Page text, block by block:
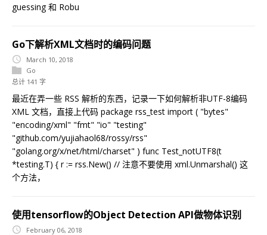
guessing 和 Robu
Go下解析XML文档时的编码问题
March 10, 2018
Go
总计 141 字
最近在弄一些 RSS 解析的东西，记录一下如何解析非UTF-8编码
XML 文档，直接上代码 package rss_test import ( "bytes"
"encoding/xml" "fmt" "io" "testing"
"github.com/yujiahaol68/rossy/rss"
"golang.org/x/net/html/charset" ) func Test_notUTF8(t
*testing.T) { r := rss.New() // 注意不要使用 xml.Unmarshal() 这
个方法，
使用tensorflow的Object Detection API做物体识别
February 06, 2018